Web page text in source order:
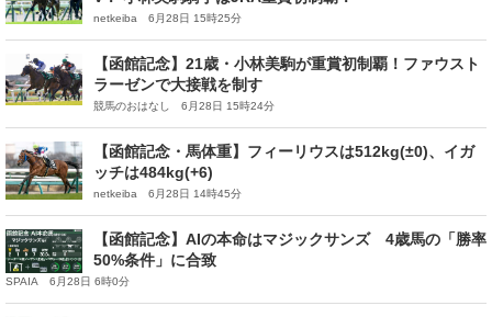
netkeiba 6月28日 15時25分
【函館記念】21歳・小林美駒が重賞初制覇！ファウスト
ラーゼンで大接戦を制す
競馬のおはなし 6月28日 15時24分
【函館記念・馬体重】フィーリウスは512kg(±0)、イガ
ッチは484kg(+6)
netkeiba 6月28日 14時45分
【函館記念】AIの本命はマジックサンズ 4歳馬の「勝率
50%条件」に合致
SPAIA 6月28日 6時0分